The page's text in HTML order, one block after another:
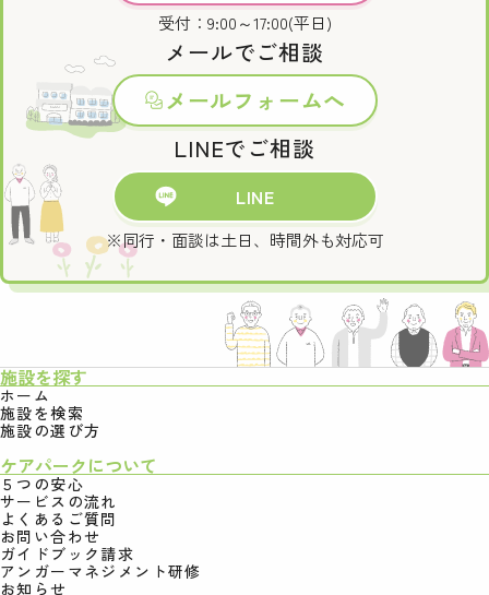
受付：9:00～17:00(平日)
メールでご相談
メールフォームへ
LINEでご相談
LINE
※同行・面談は土日、時間外も対応可
施設を探す
ホーム
施設を検索
施設の選び方
ケアパークについて
５つの安心
サービスの流れ
よくあるご質問
お問い合わせ
ガイドブック請求
アンガーマネジメント研修
お知らせ